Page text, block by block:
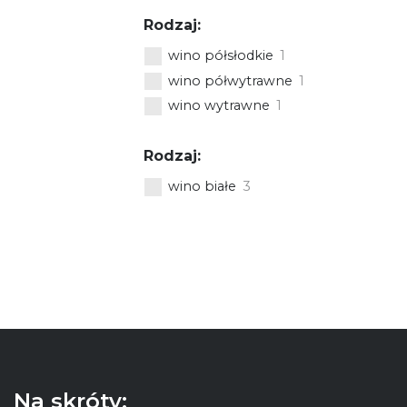
Rodzaj:
wino półsłodkie 1
wino półwytrawne 1
wino wytrawne 1
Rodzaj:
wino białe 3
Na skróty: